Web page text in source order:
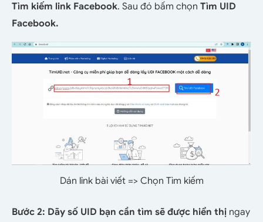
Tìm kiếm link Facebook. Sau đó bấm chọn Tìm UID
Facebook.
Dán link bài viết => Chọn Tìm kiếm
Bước 2: Dãy số UID bạn cần tìm sẽ được hiển thị ngay